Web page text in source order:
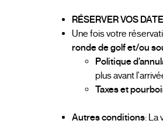
RÉSERVER VOS
Une fois votre
ronde de golf et/ou
Politique
plus avant
Taxes et
Autres conditions: La